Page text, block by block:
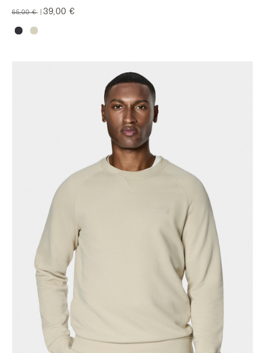
Prix réduit de
65,00 € à 39,00 €